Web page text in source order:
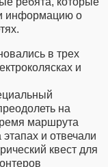
информацию о
в трех
и
на
маршрута
и отвечали
квест для